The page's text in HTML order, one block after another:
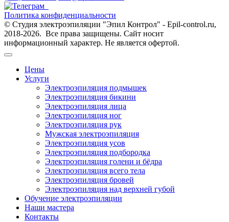
Политика конфиденциальности
© Студия электроэпиляции "Эпил Контрол" - Epil-control.ru,
2018-2026. Все права защищены. Сайт носит
информационный характер. Не является офертой.
Цены
Услуги
Электроэпиляция подмышек
Электроэпиляция бикини
Электроэпиляция лица
Электроэпиляция ног
Электроэпиляция рук
Мужская электроэпиляция
Электроэпиляция усов
Электроэпиляция подбородка
Электроэпиляция голени и бёдра
Электроэпиляция всего тела
Электроэпиляция бровей
Электроэпиляция над верхней губой
Обучение электроэпиляции
Наши мастера
Контакты